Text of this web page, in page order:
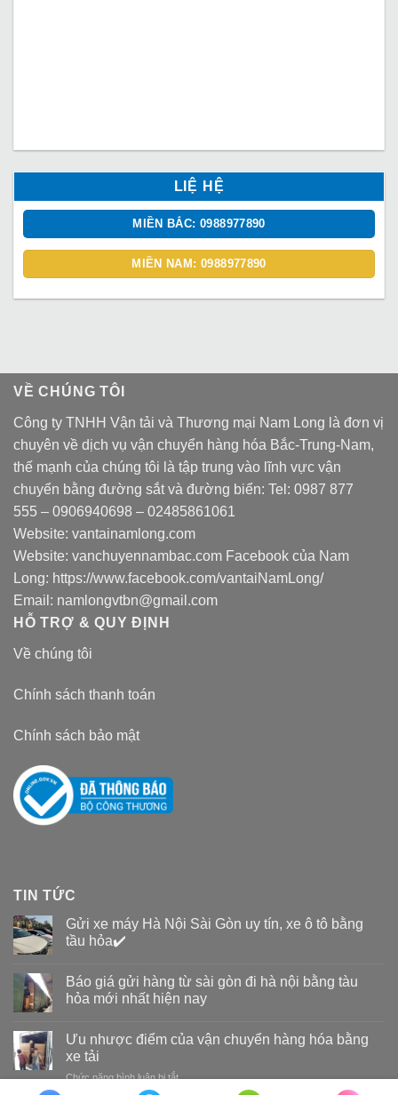
LIỆ HỆ
MIỀN BẮC: 0988977890
MIỀN NAM: 0988977890
VỀ CHÚNG TÔI
Công ty TNHH Vận tải và Thương mại Nam Long là đơn vị
chuyên về dịch vụ vận chuyển hàng hóa Bắc-Trung-Nam,
thế mạnh của chúng tôi là tập trung vào lĩnh vực vận
chuyển bằng đường sắt và đường biển: Tel: 0987 877
555 – 0906940698 – 02485861061
Website: vantainamlong.com
Website: vanchuyennambac.com Facebook của Nam
Long: https://www.facebook.com/vantaiNamLong/
Email: namlongvtbn@gmail.com
HỖ TRỢ & QUY ĐỊNH
Về chúng tôi
Chính sách thanh toán
Chính sách bảo mật
TIN TỨC
Gửi xe máy Hà Nội Sài Gòn uy tín, xe ô tô bằng
tầu hỏa✔️
Báo giá gửi hàng từ sài gòn đi hà nội bằng tàu
hỏa mới nhất hiện nay
Ưu nhược điểm của vận chuyển hàng hóa bằng
xe tải
Chức năng bình luận bị tắtở